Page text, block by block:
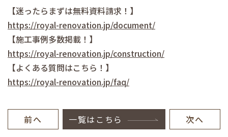
【迷ったらまずは無料資料請求！】
https://royal-renovation.jp/document/
【施工事例多数掲載！】
https://royal-renovation.jp/construction/
【よくある質問はこちら！】
https://royal-renovation.jp/faq/
前へ 一覧はこちら 次へ